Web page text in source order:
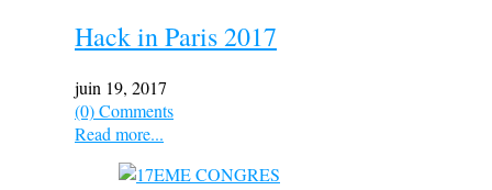
Hack in Paris 2017
juin 19, 2017
(0) Comments
Read more...